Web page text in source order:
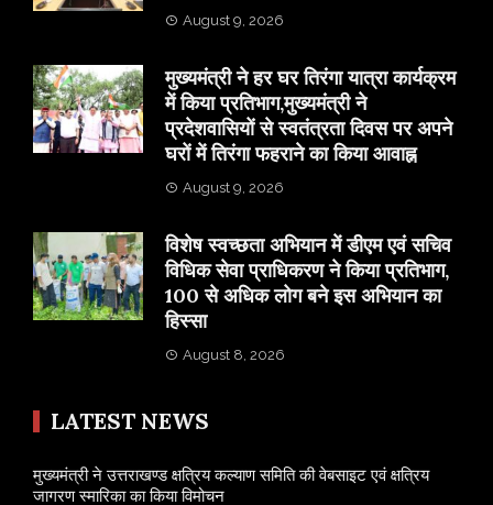
August 9, 2026
मुख्यमंत्री ने हर घर तिरंगा यात्रा कार्यक्रम
में किया प्रतिभाग,मुख्यमंत्री ने
प्रदेशवासियों से स्वतंत्रता दिवस पर अपने
घरों में तिरंगा फहराने का किया आवाह्न
August 9, 2026
विशेष स्वच्छता अभियान में डीएम एवं सचिव
विधिक सेवा प्राधिकरण ने किया प्रतिभाग,
100 से अधिक लोग बने इस अभियान का
हिस्सा
August 8, 2026
LATEST NEWS
मुख्यमंत्री ने उत्तराखण्ड क्षत्रिय कल्याण समिति की वेबसाइट एवं क्षत्रिय
जागरण स्मारिका का किया विमोचन